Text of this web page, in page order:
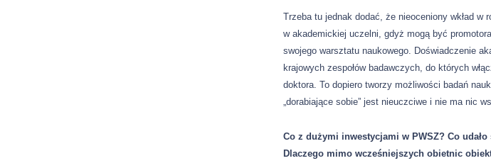
Trzeba tu jednak dodać, że nieoceniony wkład w
w akademickiej uczelni, gdyż mogą być
swojego warsztatu naukowego. Doświadczenie
krajowych zespołów badawczych, do których
doktora. To dopiero tworzy możliwości badań
„dorabiające sobie” jest nieuczciwe i nie ma nic
Co z dużymi inwestycjami w PWSZ? Co
Dlaczego mimo wcześniejszych obietnic